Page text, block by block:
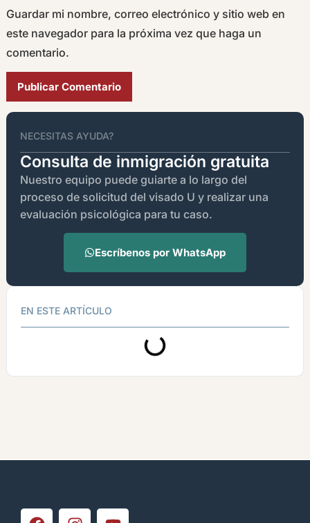
Guardar mi nombre, correo electrónico y sitio web en
este navegador para la próxima vez que haga un
comentario.
Alternative:
NECESITAS AYUDA?
Consulta de inmigración gratuita
Nuestro equipo puede guiarte a lo largo del
proceso de solicitud del visado U y realizar una
evaluación psicológica para tu caso.
Escríbenos por WhatsApp
EN ESTE ARTÍCULO